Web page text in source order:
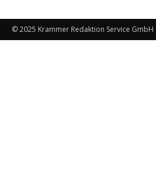
© 2025 Krammer Redaktion Service GmbH